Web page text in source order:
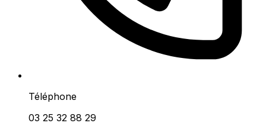
Téléphone
03 25 32 88 29